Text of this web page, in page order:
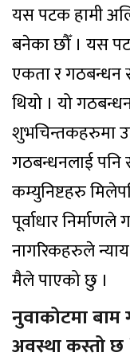
यस पटक हामी
बनेका छौँ । यस
एकता र गठबन्धन
थियो । यो
शुभचिन्तकहरुमा
गठबन्धनलाई पनि
कम्युनिष्टहरु
पूर्वाधार
नागरिकहरुले
मैले पाएको छु ।
नुवाकोटमा
अवस्था कस्तो छ